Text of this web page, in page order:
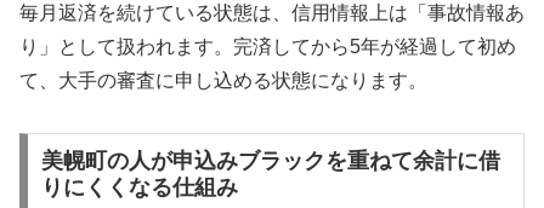
毎月返済を続けている状態は、信用情報上は「事故情報あ
り」として扱われます。完済してから5年が経過して初め
て、大手の審査に申し込める状態になります。
美幌町の人が申込みブラックを重ねて余計に借
りにくくなる仕組み